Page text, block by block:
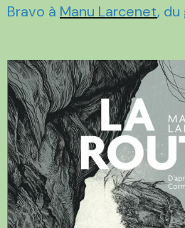
Bravo à Manu Larcenet, du